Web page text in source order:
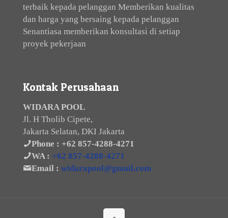
terbaik kepada pelanggan Memberikan kualitas
dan harga yang bersaing kepada pelanggan
Senantiasa memberikan konsultasi di setiap
proyek pekerjaan
Kontak Perusahaan
WIDARA POOL
Jl. H Tholib Cipete,
Jakarta Selatan, DKI Jakarta
Phone : +62 857-4288-4271
WA : +62 857-4288-4271
Email : widarapool@gmail.com